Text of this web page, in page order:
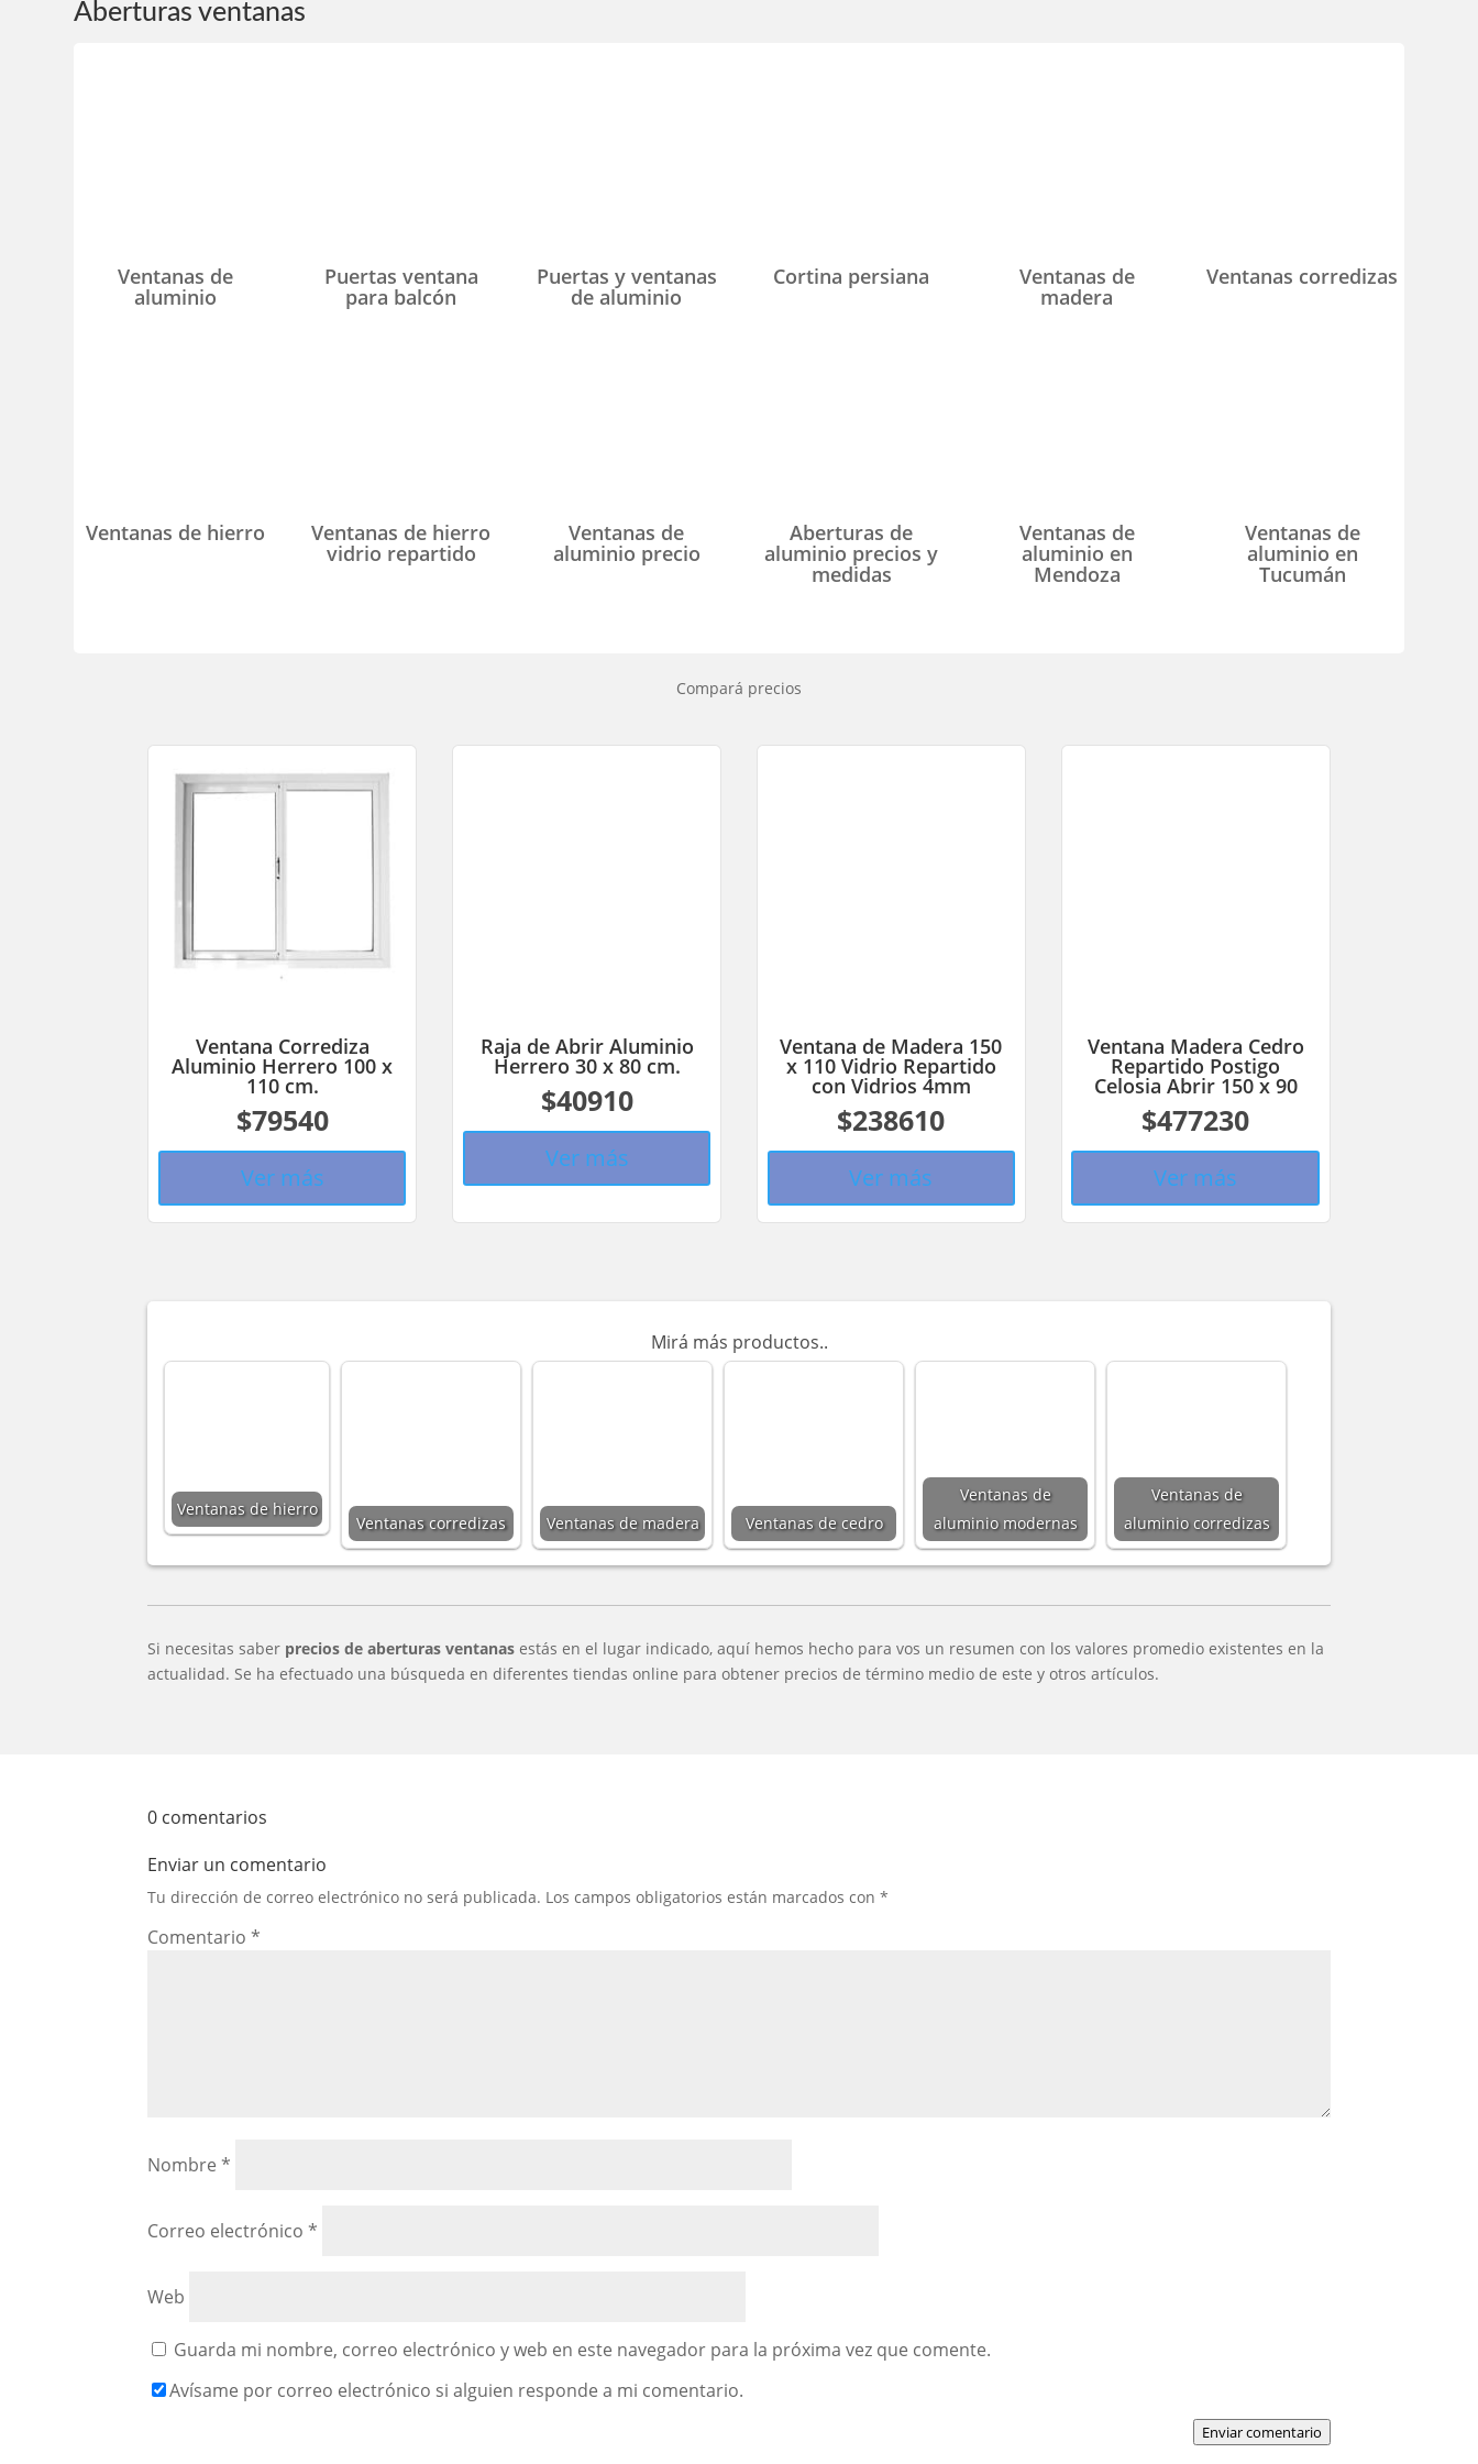
Aberturas ventanas
Ventanas de
aluminio
Puertas ventana
para balcón
Puertas y ventanas
de aluminio
Cortina persiana Ventanas de
madera
Ventanas corredizas
Ventanas de hierro Ventanas de hierro
vidrio repartido
Ventanas de
aluminio precio
Aberturas de
aluminio precios y
medidas
Ventanas de
aluminio en
Mendoza
Ventanas de
aluminio en
Tucumán
Compará precios
Ventana Corrediza
Aluminio Herrero 100 x
110 cm.
$79540
Ver más
Raja de Abrir Aluminio
Herrero 30 x 80 cm.
$40910
Ver más
Ventana de Madera 150
x 110 Vidrio Repartido
con Vidrios 4mm
$238610
Ver más
Ventana Madera Cedro
Repartido Postigo
Celosia Abrir 150 x 90
$477230
Ver más
Mirá más productos..
Ventanas de hierro
Ventanas corredizas Ventanas de madera Ventanas de cedro
Ventanas de
aluminio modernas
Ventanas de
aluminio corredizas
Si necesitas saber precios de aberturas ventanas estás en el lugar indicado, aquí hemos hecho para vos un resumen con los valores promedio existentes en la
actualidad. Se ha efectuado una búsqueda en diferentes tiendas online para obtener precios de término medio de este y otros artículos.
0 comentarios
Enviar un comentario
Tu dirección de correo electrónico no será publicada. Los campos obligatorios están marcados con*
Comentario*
Nombre*
Correo electrónico*
Web
Guarda mi nombre, correo electrónico y web en este navegador para la próxima vez que comente.
Avísame por correo electrónico si alguien responde a mi comentario.
Enviar comentario